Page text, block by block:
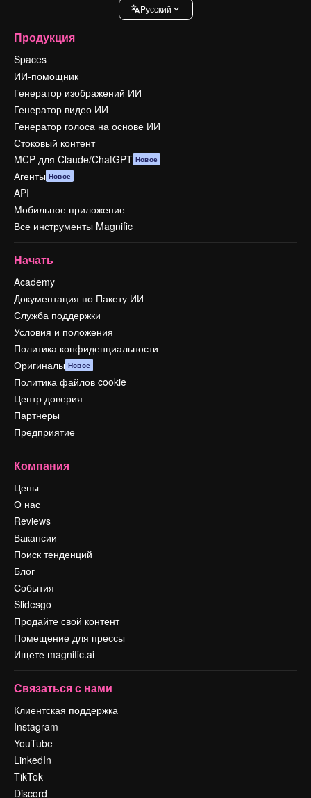
Pусский
Продукция
Spaces
ИИ-помощник
Генератор изображений ИИ
Генератор видео ИИ
Генератор голоса на основе ИИ
Стоковый контент
MCP для Claude/ChatGPT Новое
Агенты Новое
API
Мобильное приложение
Все инструменты Magnific
Начать
Academy
Документация по Пакету ИИ
Служба поддержки
Условия и положения
Политика конфиденциальности
Оригиналы Новое
Политика файлов cookie
Центр доверия
Партнеры
Предприятие
Компания
Цены
О нас
Reviews
Вакансии
Поиск тенденций
Блог
События
Slidesgo
Продайте свой контент
Помещение для прессы
Ищете magnific.ai
Связаться с нами
Клиентская поддержка
Instagram
YouTube
LinkedIn
TikTok
Discord